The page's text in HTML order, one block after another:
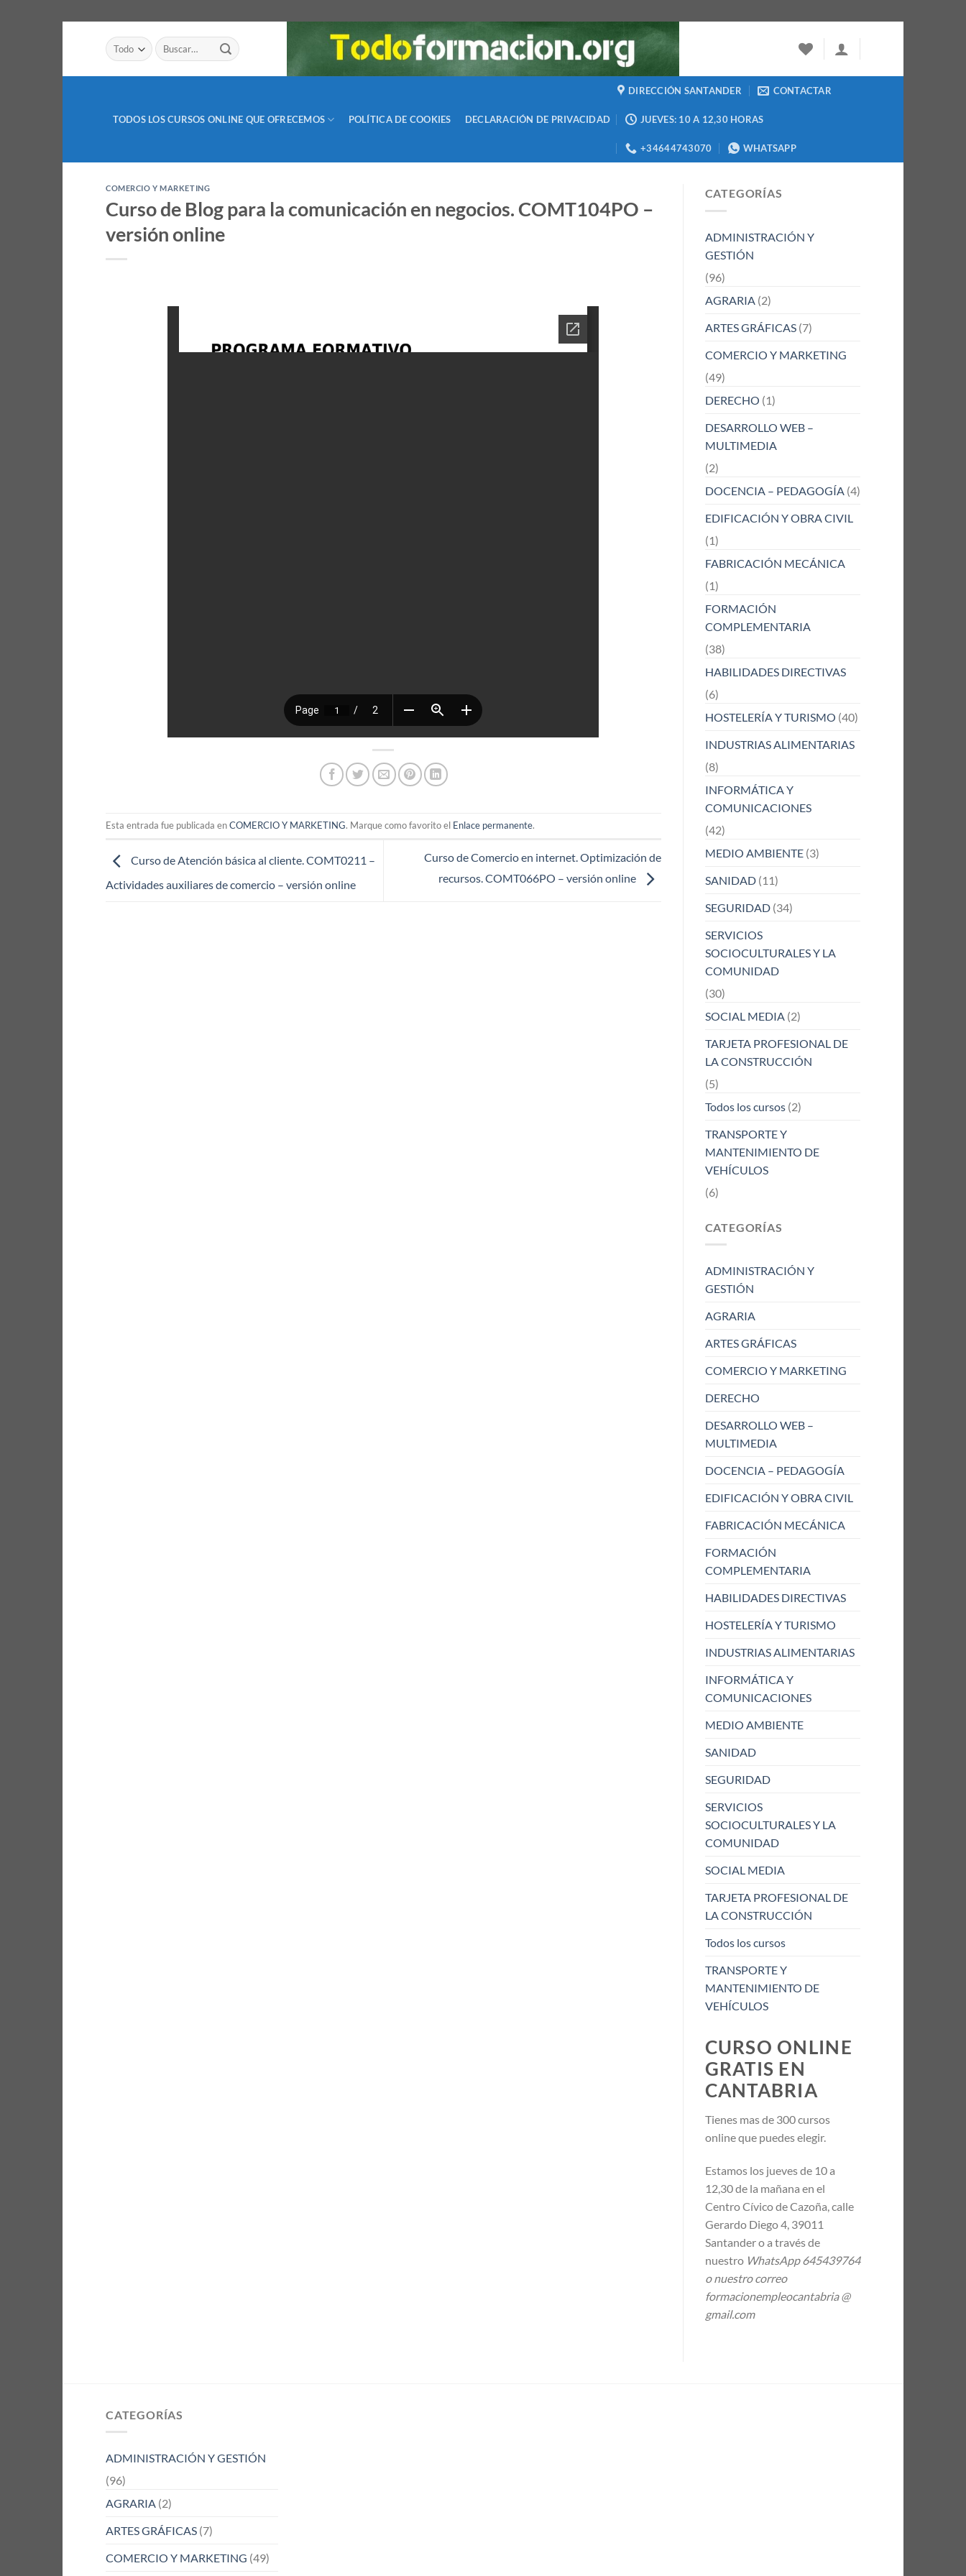
Buscar
por:
TODOS LOS CURSOS ONLINE QUE OFRECEMOS POLÍTICA DE COOKIES DECLARACIÓN DE PRIVACIDAD
DIRECCIÓN SANTANDER CONTACTAR
JUEVES: 10 A 12,30 HORAS
+34644743070 WHATSAPP
COMERCIO Y MARKETING
Curso de Blog para la comunicación en negocios. COMT104PO –
versión online
Esta entrada fue publicada enCOMERCIO Y MARKETING. Marque como favorito el Enlace permanente.
Curso de Atención básica al cliente. COMT0211 –
Actividades auxiliares de comercio – versión online
Curso de Comercio en internet. Optimización de
recursos. COMT066PO – versión online
CATEGORÍAS
ADMINISTRACIÓN Y
GESTIÓN
(96)
AGRARIA (2)
ARTES GRÁFICAS(7)
COMERCIO Y MARKETING
(49)
DERECHO (1)
DESARROLLO WEB –
MULTIMEDIA
(2)
DOCENCIA – PEDAGOGÍA (4)
EDIFICACIÓN Y OBRA CIVIL
(1)
FABRICACIÓN MECÁNICA
(1)
FORMACIÓN
COMPLEMENTARIA
(38)
HABILIDADES DIRECTIVAS
(6)
HOSTELERÍA Y TURISMO (40)
INDUSTRIAS ALIMENTARIAS
(8)
INFORMÁTICA Y
COMUNICACIONES
(42)
MEDIO AMBIENTE(3)
SANIDAD(11)
SEGURIDAD(34)
SERVICIOS
SOCIOCULTURALES Y LA
COMUNIDAD
(30)
SOCIAL MEDIA (2)
TARJETA PROFESIONAL DE
LA CONSTRUCCIÓN
(5)
Todos los cursos(2)
TRANSPORTE Y
MANTENIMIENTO DE
VEHÍCULOS
(6)
CATEGORÍAS
ADMINISTRACIÓN Y
GESTIÓN
AGRARIA
ARTES GRÁFICAS
COMERCIO Y MARKETING
DERECHO
DESARROLLO WEB –
MULTIMEDIA
DOCENCIA – PEDAGOGÍA
EDIFICACIÓN Y OBRA CIVIL
FABRICACIÓN MECÁNICA
FORMACIÓN
COMPLEMENTARIA
HABILIDADES DIRECTIVAS
HOSTELERÍA Y TURISMO
INDUSTRIAS ALIMENTARIAS
INFORMÁTICA Y
COMUNICACIONES
MEDIO AMBIENTE
SANIDAD
SEGURIDAD
SERVICIOS
SOCIOCULTURALES Y LA
COMUNIDAD
SOCIAL MEDIA
TARJETA PROFESIONAL DE
LA CONSTRUCCIÓN
Todos los cursos
TRANSPORTE Y
MANTENIMIENTO DE
VEHÍCULOS
CURSO ONLINE
GRATIS EN
CANTABRIA
Tienes mas de 300 cursos
online que puedes elegir.
Estamos los jueves de 10 a
12,30 de la mañana en el
Centro Cívico de Cazoña, calle
Gerardo Diego 4, 39011
Santander o a través de
nuestro WhatsApp 645439764
o nuestro correo
formacionempleocantabria @
gmail.com
CATEGORÍAS
ADMINISTRACIÓN Y GESTIÓN
(96)
AGRARIA (2)
ARTES GRÁFICAS (7)
COMERCIO Y MARKETING (49)